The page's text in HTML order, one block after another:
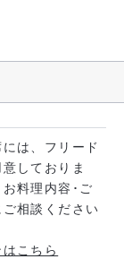
は、フリード
しておりま
料理内容･ご
相談ください
こちら